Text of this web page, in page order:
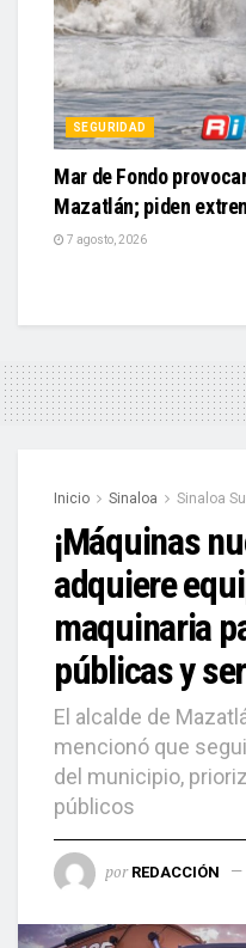
SEGURIDAD
Mar de Fondo
Mazatlán; piden
7 agosto, 2026
Inicio Sinaloa Sinaloa
¡Máquinas
adquiere
maquinaria
públicas y
El alcalde de
mencionó que
del municipio,
públicos
por REDACCIÓN